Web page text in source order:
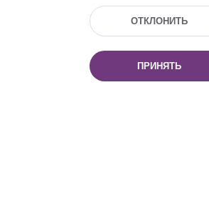
Тел.: (+375 17) 368 37 37, Факс:
ОТКЛОНИТЬ
ПРИНЯТЬ